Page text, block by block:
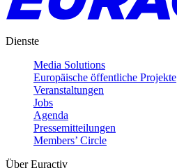
Dienste
Media Solutions
Europäische öffentliche Projekte
Veranstaltungen
Jobs
Agenda
Pressemitteilungen
Members’ Circle
Über Euractiv